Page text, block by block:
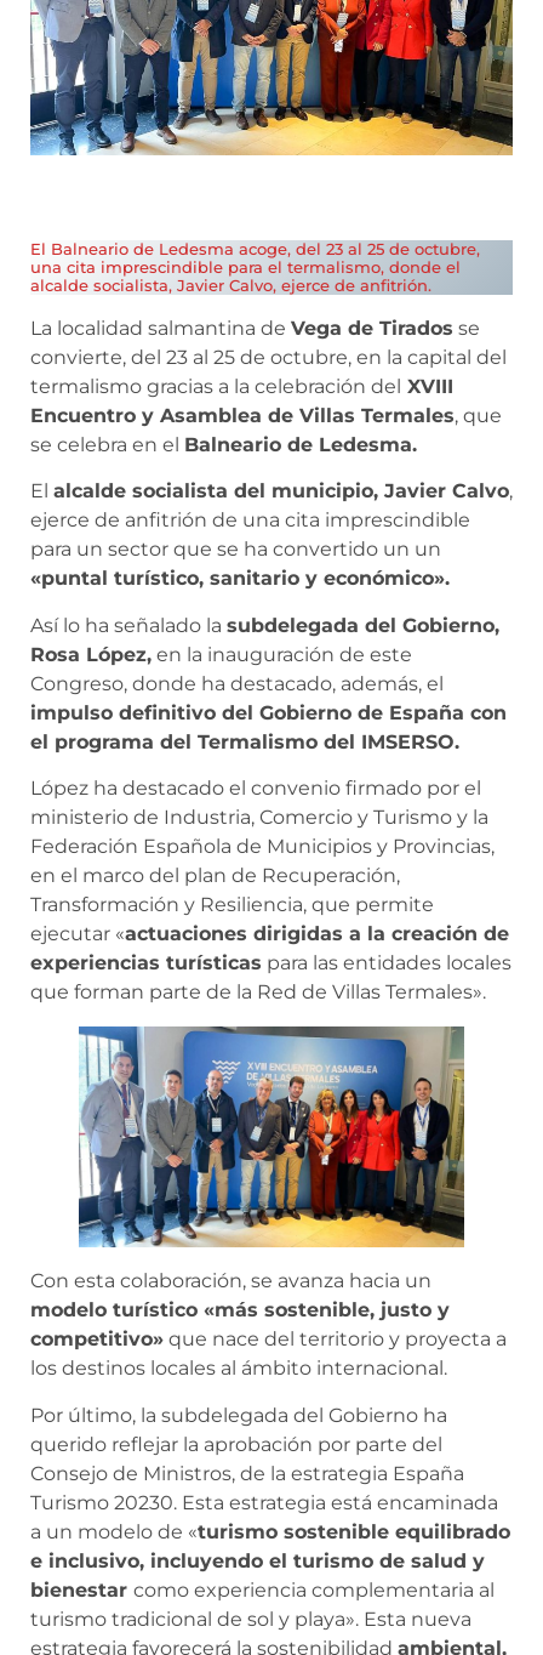
El Balneario de Ledesma acoge, del 23 al 25 de octubre,
una cita imprescindible para el termalismo, donde el
alcalde socialista, Javier Calvo, ejerce de anfitrión.
La localidad salmantina de Vega de Tirados se
convierte, del 23 al 25 de octubre, en la capital del
termalismo gracias a la celebración del XVIII
Encuentro y Asamblea de Villas Termales, que
se celebra en el Balneario de Ledesma.
El alcalde socialista del municipio, Javier Calvo,
ejerce de anfitrión de una cita imprescindible
para un sector que se ha convertido un un
«puntal turístico, sanitario y económico».
Así lo ha señalado la subdelegada del Gobierno,
Rosa López, en la inauguración de este
Congreso, donde ha destacado, además, el
impulso definitivo del Gobierno de España con
el programa del Termalismo del IMSERSO.
López ha destacado el convenio firmado por el
ministerio de Industria, Comercio y Turismo y la
Federación Española de Municipios y Provincias,
en el marco del plan de Recuperación,
Transformación y Resiliencia, que permite
ejecutar «actuaciones dirigidas a la creación de
experiencias turísticas para las entidades locales
que forman parte de la Red de Villas Termales».
Con esta colaboración, se avanza hacia un
modelo turístico «más sostenible, justo y
competitivo» que nace del territorio y proyecta a
los destinos locales al ámbito internacional.
Por último, la subdelegada del Gobierno ha
querido reflejar la aprobación por parte del
Consejo de Ministros, de la estrategia España
Turismo 20230. Esta estrategia está encaminada
a un modelo de «turismo sostenible equilibrado
e inclusivo, incluyendo el turismo de salud y
bienestar como experiencia complementaria al
turismo tradicional de sol y playa». Esta nueva
estrategia favorecerá la sostenibilidad ambiental,